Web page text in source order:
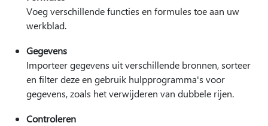
Voeg verschillende functies en formules toe aan uw
werkblad.
Gegevens
Importeer gegevens uit verschillende bronnen, sorteer
en filter deze en gebruik hulpprogramma's voor
gegevens, zoals het verwijderen van dubbele rijen.
Controleren